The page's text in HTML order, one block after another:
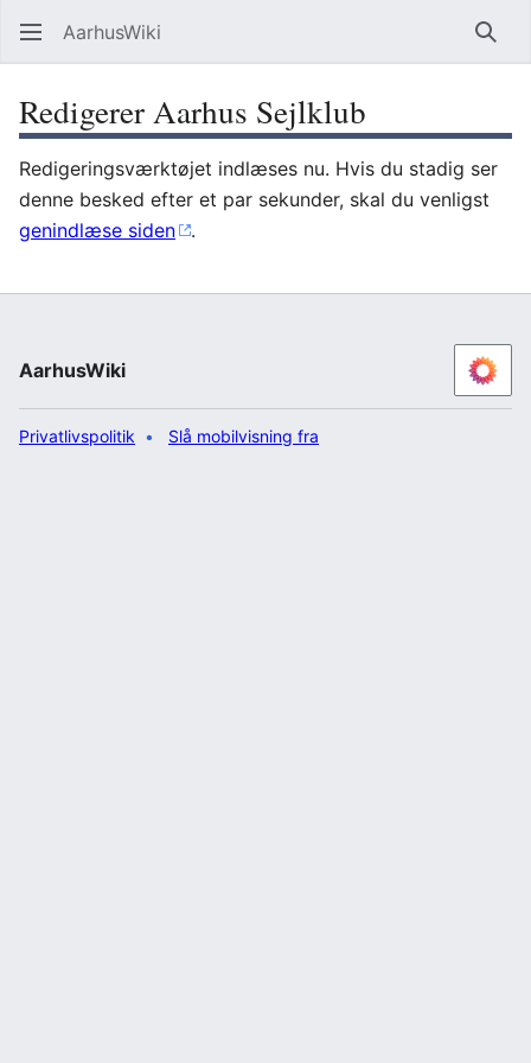
AarhusWiki Søg
Redigerer Aarhus Sejlklub
Redigeringsværktøjet indlæses nu. Hvis du stadig ser
denne besked efter et par sekunder, skal du venligst
genindlæse siden
.
AarhusWiki
Privatlivspolitik Slå mobilvisning fra